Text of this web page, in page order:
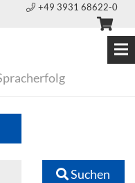
+49 3931 68622-0
Suchen